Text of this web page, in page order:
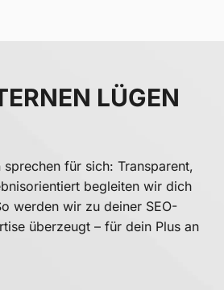
LÜGEN
sprechen für sich: Transparent,
begleiten wir dich
werden wir zu deiner SEO-
überzeugt – für dein Plus an